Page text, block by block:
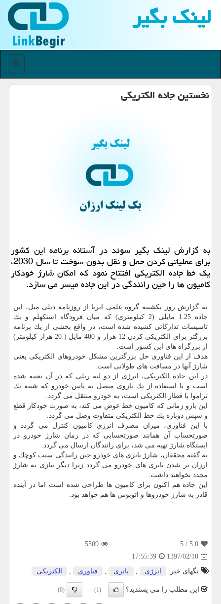
لینك بگیر
منو
نخستین جاده الكتریكی
به گزارش لینك بگیر سوئد در آستانه برنامه این كشور
برای عملیاتی كردن حمل و نقل بدون سوخت تا سال 2030،
یك خط جاده الكتریكی افتتاح نمود كه امكان شارژ خودكار
كامیون ها را حین رانندگی در این جاده میسر می سازد.
به گزارش روز یكشنبه گروه علمی ایرنا از روزنامه دیلی میل، این
جاده 1.25 مایلی (2 كیلومتری) كه میان فرودگاه استكهلم و یك
تاسیسات تداركاتی كشیده شده است، در واقع بخشی از یك برنامه
بزرگتر برای الكتریكی كردن 12 هزار و 400 مایل ( 20 هزار كیلومتر)
از بزرگراه های این كشور است.
هدف از این فناوری حل بزرگترین مشكل خودروهای الكتریكی یعنی
شارژ آنها در مسافت های طولانی است.
در این جاده الكتریكی، انرژی از دو لبه ریلی كه در آن تعبیه شده
است و با استفاده از یك بازوی متصل به پایین خودرو كه شبیه یك
تراموا یا قطار الكتریكی است، به خودرو منتقل می گردد.
این بازو زمانی كه كامیون خط عوض می كند، به صورت خودكار قطع
و سپس دوباره یك خط الكتریكی متفاوت وصل می گردد.
با این فناوری، میزان مصرف انرژی كامیون كنترل می گردد و
صورتحساب آن همانند صورتحسابی كه در زمان شارژ خودرو در
ایستگاه شارژ تهیه می شد، برای رانندگان ارسال می گردد.
به گفته محققان، شارژ باتری های خودرو حین رانندگی سبب كوچك و
ارزان تر شدن باتری های خودرو می گردد زیرا دیگر نیازی به شارژ
مجدد نخواهند داشت.
این جاده هم اكنون برای كامیون ها طراحی شده است اما در آینده
قادر به شارژ خودروها و اتوبوس ها هم خواهد بود.
5.0
/ 5
5509
1397/02/10
17:55:39
تگهای خبر:
انرژی , باتری , فناوری , الكتریكی
این مطلب را می پسندید؟ (1)
(0)